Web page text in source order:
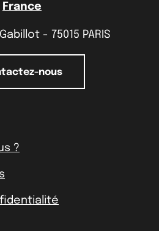
France
- 75015 PARIS
nous
?